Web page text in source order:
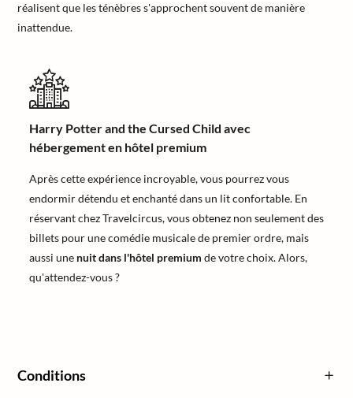
réalisent que les ténèbres s'approchent souvent de manière
inattendue.
Harry Potter and the Cursed Child avec
hébergement en hôtel premium
Après cette expérience incroyable, vous pourrez vous
endormir détendu et enchanté dans un lit confortable. En
réservant chez Travelcircus, vous obtenez non seulement des
billets pour une comédie musicale de premier ordre, mais
aussi une nuit dans l'hôtel premium de votre choix. Alors,
qu'attendez-vous ?
Conditions